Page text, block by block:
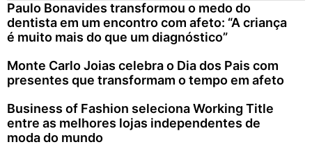
Paulo Bonavides transformou o medo do
dentista em um encontro com afeto: “A criança
é muito mais do que um diagnóstico”
Monte Carlo Joias celebra o Dia dos Pais com
presentes que transformam o tempo em afeto
Business of Fashion seleciona Working Title
entre as melhores lojas independentes de
moda do mundo